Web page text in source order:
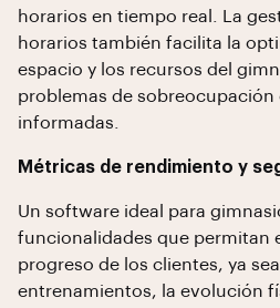
horarios en tiempo real. La
horarios también facilita la
espacio y los recursos del
problemas de sobreocupación
informadas.
Métricas de rendimiento y
Un software ideal para
funcionalidades que permitan
progreso de los clientes, ya
entrenamientos, la evolución